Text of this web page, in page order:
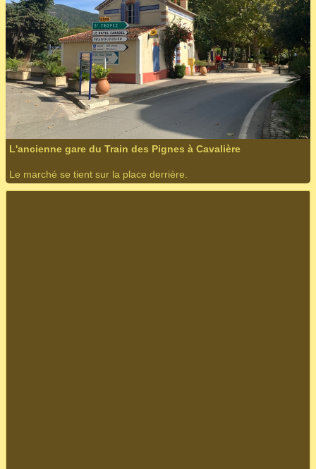
L'ancienne gare du Train des Pignes à Cavalière
Le marché se tient sur la place derrière.